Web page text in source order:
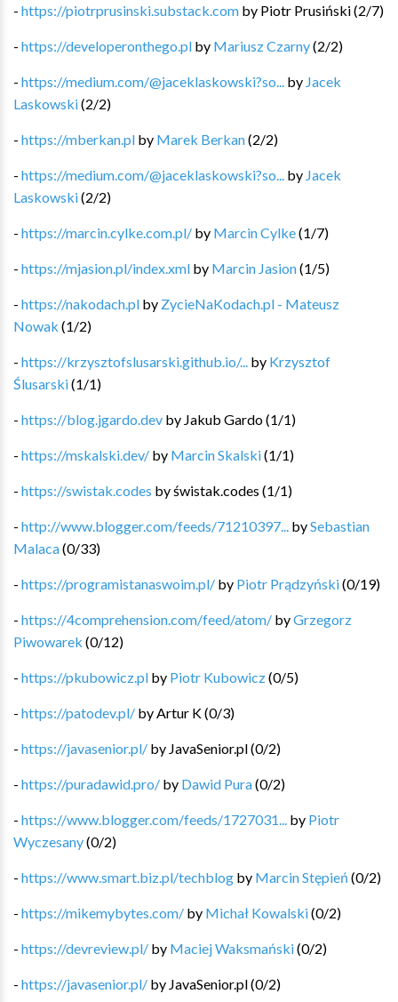
- https://piotrprusinski.substack.com by Piotr Prusiński(2/7)
- https://developeronthego.pl by Mariusz Czarny(2/2)
- https://medium.com/@jaceklaskowski?so... by Jacek
Laskowski(2/2)
- https://mberkan.pl by Marek Berkan(2/2)
- https://medium.com/@jaceklaskowski?so... by Jacek
Laskowski(2/2)
- https://marcin.cylke.com.pl/ by Marcin Cylke(1/7)
- https://mjasion.pl/index.xml by Marcin Jasion(1/5)
- https://nakodach.pl by ZycieNaKodach.pl - Mateusz
Nowak (1/2)
- https://krzysztofslusarski.github.io/... by Krzysztof
Ślusarski(1/1)
- https://blog.jgardo.dev by Jakub Gardo(1/1)
- https://mskalski.dev/ by Marcin Skalski(1/1)
- https://swistak.codes byświstak.codes (1/1)
- http://www.blogger.com/feeds/71210397... bySebastian
Malaca(0/33)
- https://programistanaswoim.pl/ by Piotr Prądzyński(0/19)
- https://4comprehension.com/feed/atom/ byGrzegorz
Piwowarek (0/12)
- https://pkubowicz.pl by Piotr Kubowicz(0/5)
- https://patodev.pl/ by Artur K(0/3)
- https://javasenior.pl/ by JavaSenior.pl(0/2)
- https://puradawid.pro/ by Dawid Pura(0/2)
- https://www.blogger.com/feeds/1727031... by Piotr
Wyczesany(0/2)
- https://www.smart.biz.pl/techblog by Marcin Stępień (0/2)
- https://mikemybytes.com/ by Michał Kowalski(0/2)
- https://devreview.pl/ by Maciej Waksmański(0/2)
- https://javasenior.pl/ by JavaSenior.pl(0/2)